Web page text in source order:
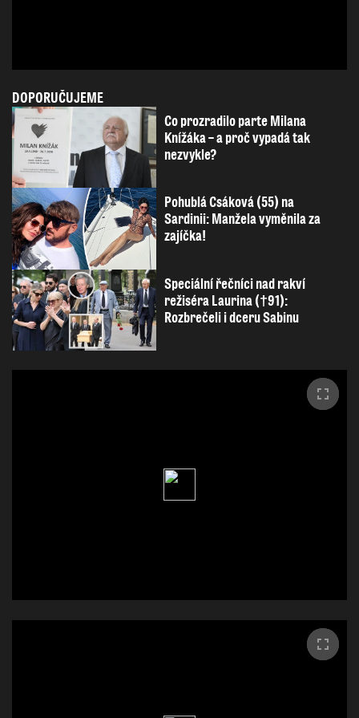
DOPORUČUJEME
Co prozradilo parte Milana
Knížáka – a proč vypadá tak
nezvykle?
Pohublá Csáková (55) na
Sardinii: Manžela vyměnila za
zajíčka!
Speciální řečníci nad rakví
režiséra Laurina (†91):
Rozbrečeli i dceru Sabinu